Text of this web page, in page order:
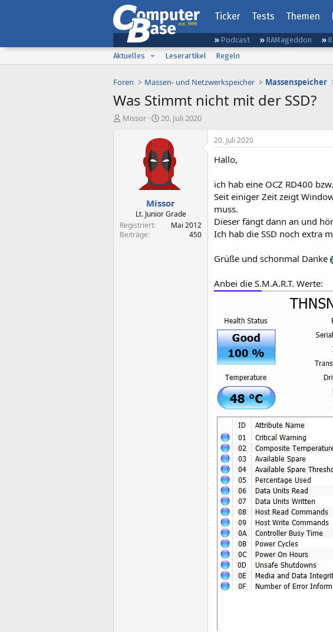
Ticker Tests Themen
Podcast RAMageddon
Aktuelles
Leserartikel Regeln
Foren Massen- und Netzwerkspeicher Massenspeicher
Was Stimmt nicht mit der SSD?
E
Missor
E
s
e
t
a
m
20. Juli 2020
Missor
Lt. Junior Grade
Registriert
Mai 2012
Beiträge
450
20. Juli 2020
Hallo,
ich hab eine OCZ RD400
Seit einiger Zeit zeigt
muss.
Dieser fängt dann an und
Ich hab die SSD noch extra
Grüße und schonmal Danke
Anbei die S.M.A.R.T. Werte: